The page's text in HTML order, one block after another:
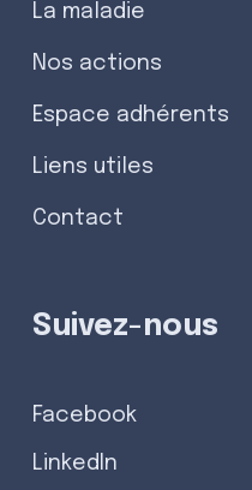
La maladie
Nos actions
Espace adhérents
Liens utiles
Contact
Suivez-nous
Facebook
LinkedIn